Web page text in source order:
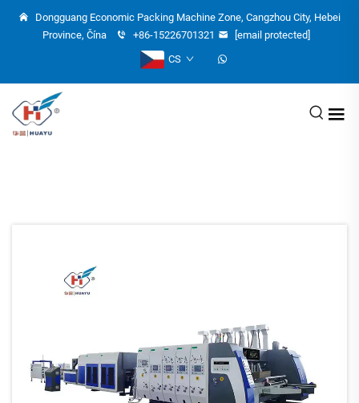
Dongguang Economic Packing Machine Zone, Cangzhou City, Hebei
Province, Čína
+86-15226701321
[email protected]
CS